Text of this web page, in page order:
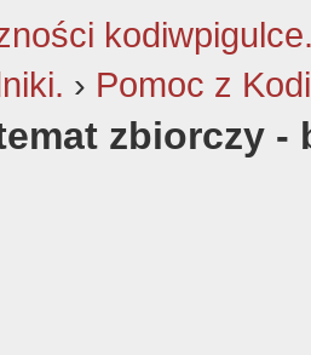
› Pomoc z Kodi
zbiorczy -